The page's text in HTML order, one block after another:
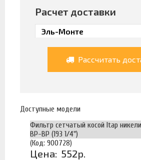
Расчет доставки
Рассчитать
Доступные модели
Фильтр сетчатый косой Itap
ВР-ВР (193 1/4")
(Код: 900728)
Цена: 552р.